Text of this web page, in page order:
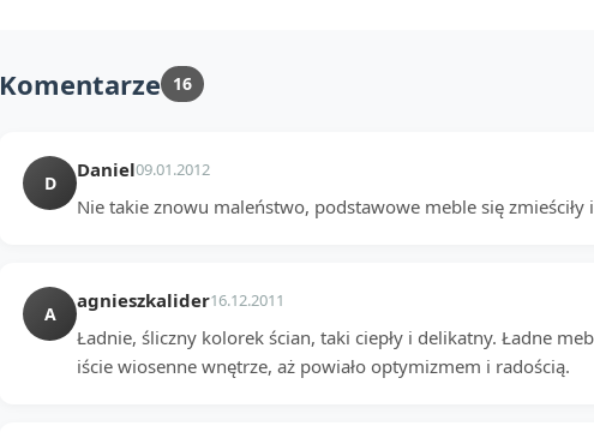
Komentarze 16
D
Daniel09.01.2012
Nie takie znowu maleństwo, podstawowe meble się zmieściły
A
agnieszkalider16.12.2011
Ładnie, śliczny kolorek ścian, taki ciepły i delikatny. Ładne
iście wiosenne wnętrze, aż powiało optymizmem i radością.